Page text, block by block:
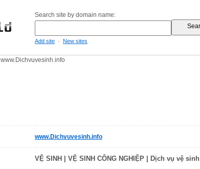
Search site by domain name:
Add site - New sites
www.Dichvuvesinh.info
www.Dichvuvesinh.info
VỆ SINH | VỆ SINH CÔNG NGHIỆP | Dịch vụ vệ sinh